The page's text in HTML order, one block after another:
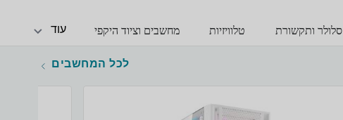
סלולר ותקשורת טלוויזיות מחשבים וציוד היקפי עוד
לכל המחשבים